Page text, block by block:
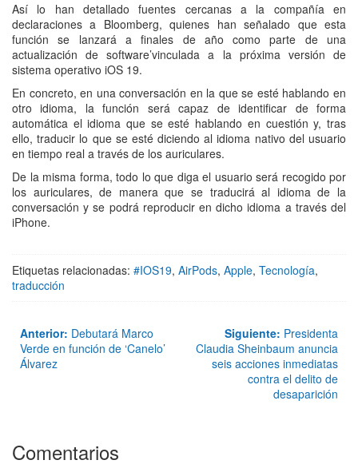
Así lo han detallado fuentes cercanas a la compañía en
declaraciones a Bloomberg, quienes han señalado que esta
función se lanzará a finales de año como parte de una
actualización de software’vinculada a la próxima versión de
sistema operativo iOS 19.
En concreto, en una conversación en la que se esté hablando en
otro idioma, la función será capaz de identificar de forma
automática el idioma que se esté hablando en cuestión y, tras
ello, traducir lo que se esté diciendo al idioma nativo del usuario
en tiempo real a través de los auriculares.
De la misma forma, todo lo que diga el usuario será recogido por
los auriculares, de manera que se traducirá al idioma de la
conversación y se podrá reproducir en dicho idioma a través del
iPhone.
Etiquetas relacionadas: #IOS19, AirPods, Apple, Tecnología,
traducción
Anterior: Debutará Marco
Verde en función de ‘Canelo’
Álvarez
Siguiente: Presidenta
Claudia Sheinbaum anuncia
seis acciones inmediatas
contra el delito de
desaparición
Comentarios